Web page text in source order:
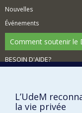
Nouvelles
Événements
Comment soutenir le
BESOIN D'AIDE?
Accessibilité
L’UdeM
la vie privée